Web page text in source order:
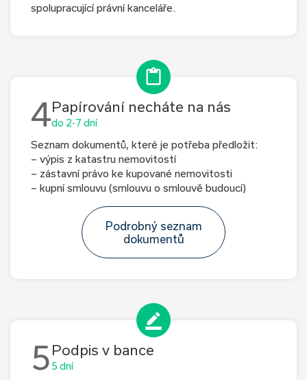
spolupracující právní kanceláře.
4Papírování necháte na nás
do 2-7 dní
Seznam dokumentů, které je potřeba předložit:
– výpis z katastru nemovitostí
– zástavní právo ke kupované nemovitosti
– kupní smlouvu (smlouvu o smlouvě budoucí)
Podrobný seznam
dokumentů
5 Podpis v bance
5 dní